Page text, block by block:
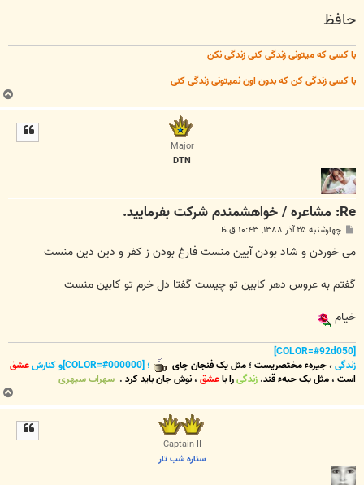
حافظ
با کسی که میتونی زندگی کنی زندگی نکن
با کسی زندگی کن که بدون اون نمیتونی زندگی کنی
ب
ا
Major
DTN
Re: مشاعره / خواهشمندم شرکت بفرماييد.
پ
ت
چهارشنبه ۲۵ آذر ۱۳۸۸, ۱۰:۴۳ ق.ظ
می خوردن و شاد بودن آیین منست فارغ بودن ز کفر و دین دین منست
گفتم به عروس دهر کابین تو چیست گفتا دل خرم تو کابین منست
خیام
زندگی،جیرهء مختصریست؛مثل یک فنجان چای ؛ [COLOR=#000000]و کنارش
عشق
است،مثل یک حبهء قند. زندگیرا باعشق،نوش جانباید کرد. سهراب سپهری
ب
ا
Captain II
ستاره شب تار